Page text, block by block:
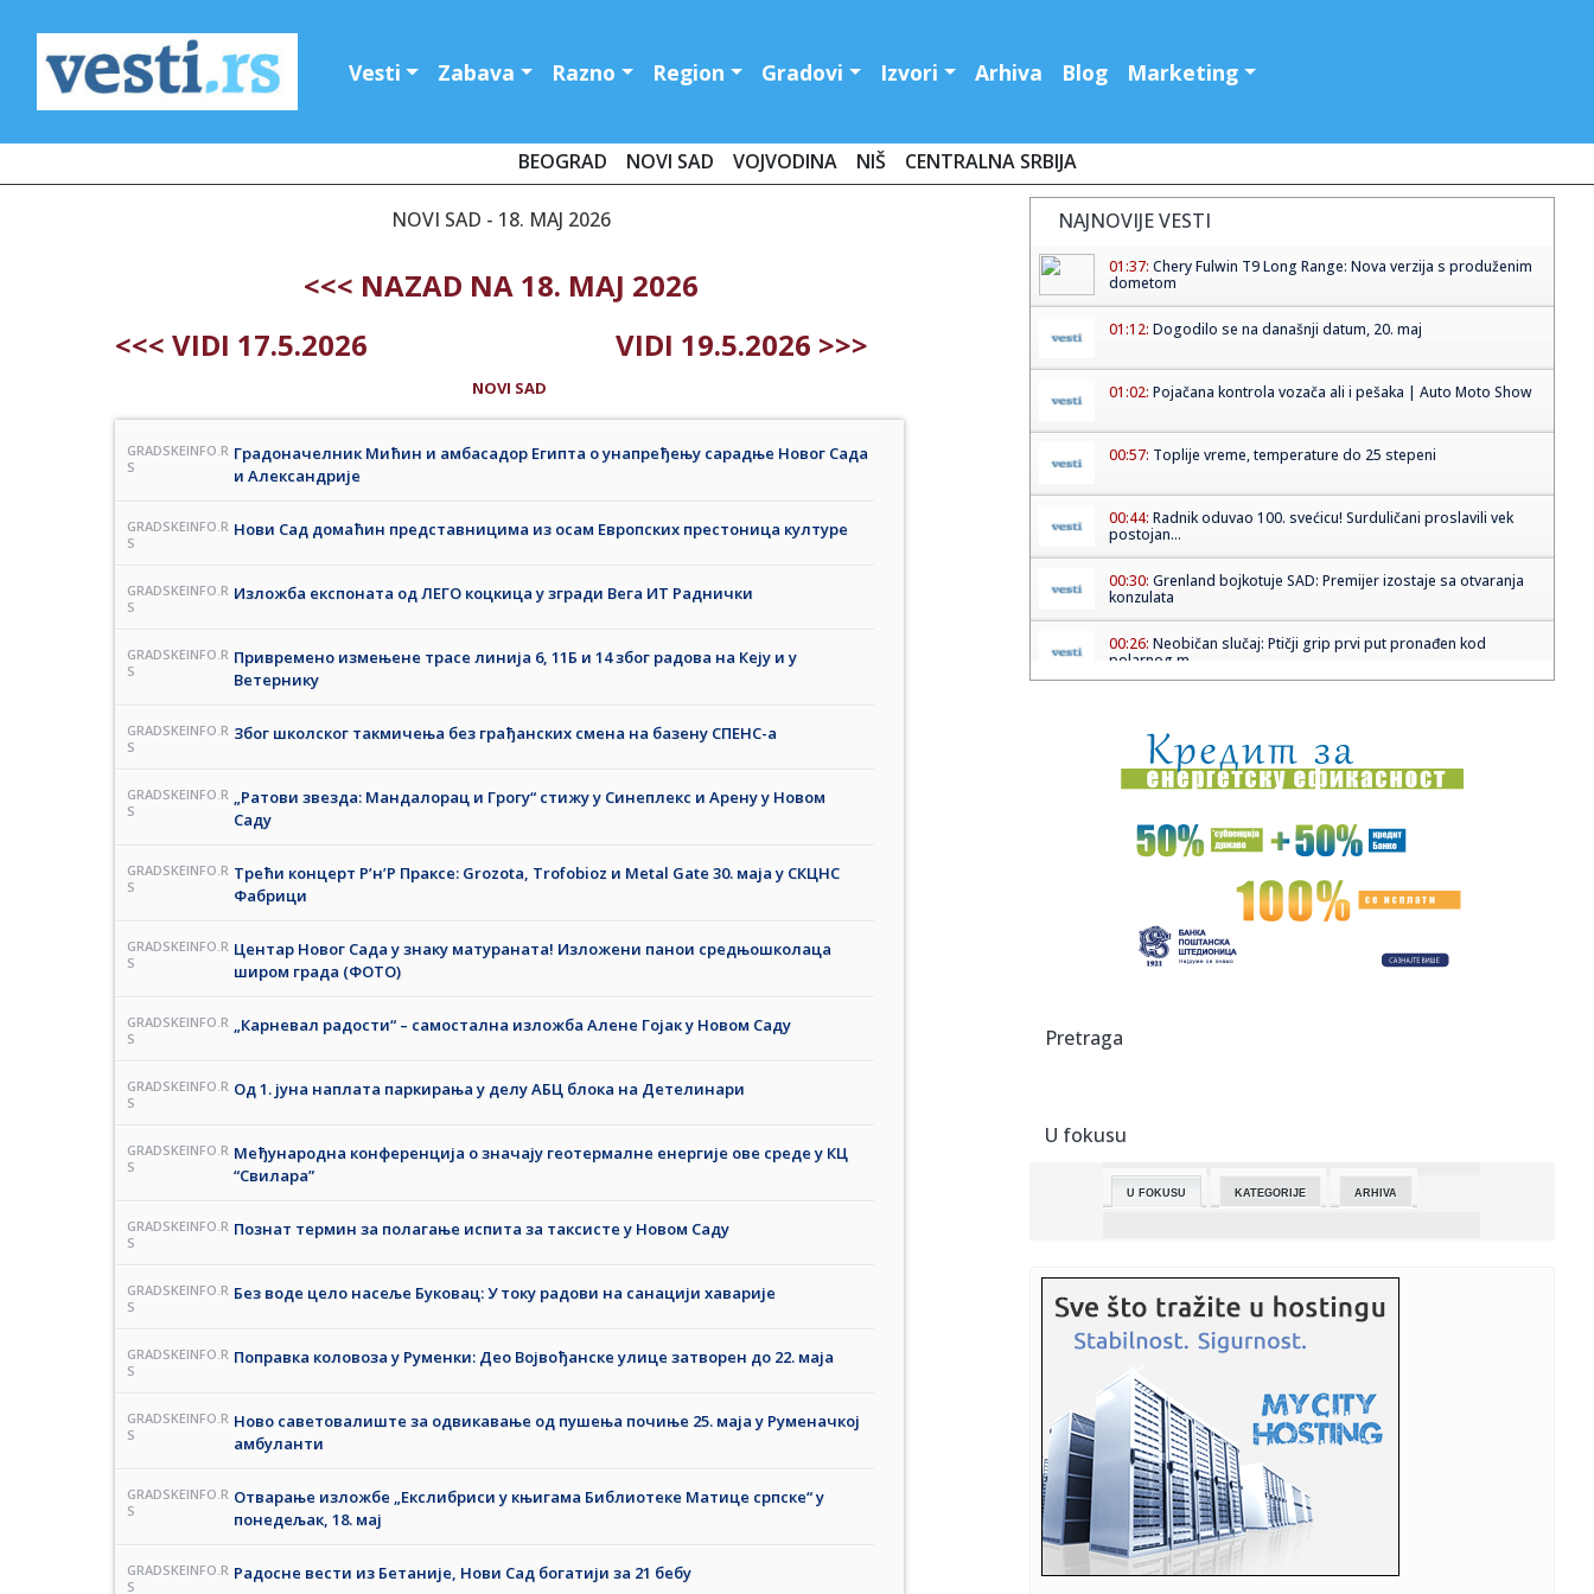
Vesti Zabava Razno Region Gradovi Izvori Arhiva Blog Marketing
BEOGRAD NOVI SAD VOJVODINA NIŠ CENTRALNA SRBIJA
NOVI SAD - 18. MAJ 2026
<<< NAZAD NA 18. MAJ 2026
<<< VIDI 17.5.2026
VIDI 19.5.2026 >>>
NOVI SAD
GRADSKEINFO.R
S
Градоначелник Мићин и амбасадор Египта о унапређењу сарадње Новог Сада
и Александрије
GRADSKEINFO.R
S
Нови Сад домаћин представницима из осам Европских престоница културе
GRADSKEINFO.R
S
Изложба експоната од ЛЕГО коцкица у згради Вега ИТ Раднички
GRADSKEINFO.R
S
Привремено измењене трасе линија 6, 11Б и 14 због радова на Кеју и у
Ветернику
GRADSKEINFO.R
S
Због школског такмичења без грађанских смена на базену СПЕНС-а
GRADSKEINFO.R
S
„Ратови звезда: Мандалорац и Грогу“ стижу у Синеплекс и Арену у Новом
Саду
GRADSKEINFO.R
S
Трећи концерт Р’н’Р Праксе: Grozota, Trofobioz и Metal Gate 30. маја у СКЦНС
Фабрици
GRADSKEINFO.R
S
Центар Новог Сада у знаку матураната! Изложени панои средњошколаца
широм града (ФОТО)
GRADSKEINFO.R
S
„Карневал радости“ – самостална изложба Алене Гојак у Новом Саду
GRADSKEINFO.R
S
Од 1. јуна наплата паркирања у делу АБЦ блока на Детелинари
GRADSKEINFO.R
S
Међународна конференција о значају геотермалне енергије ове среде у КЦ
“Свилара”
GRADSKEINFO.R
S
Познат термин за полагање испита за таксисте у Новом Саду
GRADSKEINFO.R
S
Без воде цело насеље Буковац: У току радови на санацији хаварије
GRADSKEINFO.R
S
Поправка коловоза у Руменки: Део Војвођанске улице затворен до 22. маја
GRADSKEINFO.R
S
Ново саветовалиште за одвикавање од пушења почиње 25. маја у Руменачкој
амбуланти
GRADSKEINFO.R
S
Отварање изложбе „Екслибриси у књигама Библиотеке Матице српске“ у
понедељак, 18. мај
GRADSKEINFO.R
S
Радосне вести из Бетаније, Нови Сад богатији за 21 бебу
NAJNOVIJE VESTI
01:37: Chery Fulwin T9 Long Range: Nova verzija s produženim
dometom
01:12: Dogodilo se na današnji datum, 20. maj
01:02: Pojačana kontrola vozača ali i pešaka | Auto Moto Show
00:57: Toplije vreme, temperature do 25 stepeni
00:44: Radnik oduvao 100. svećicu! Surduličani proslavili vek
postojan...
00:30: Grenland bojkotuje SAD: Premijer izostaje sa otvaranja
konzulata
00:26: Neobičan slučaj: Ptičji grip prvi put pronađen kod
polarnog m...
00:04:Trampova administracija će obavestiti NATO o smanjenju
američke...
23:50:VIRTUS DOŽIVEO ŠOKANTAN PORAZ: Trento ostvario
važnu pobedu!
Tramp osniva "fond za žrtve Džoa Bajdena": Odluka
23:39:Raste proizvodnja vozila u Kragujevcu, u junu vikend
šta r...
23:12:
23:03: Najavljen Touring Superleggera Veloce12 Aperta
23:01:Arsenal poslije 22 godine ponovo šampion Engleske
23:01:Monolord objavio novu pjesmu sa legendom death
metala (VIDEO)
23:01:Tri zabavna načina da usporite starenje mozga
23:01:Pistonsi imaju dilemu vrijednu skoro 300 miliona
Pretraga
U fokusu
U FOKUSU KATEGORIJE ARHIVA